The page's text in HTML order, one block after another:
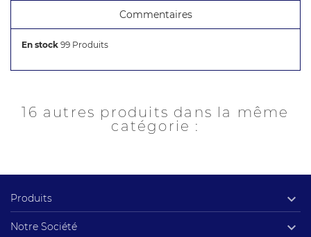
Commentaires
En stock 99 Produits
16 autres produits dans la même
catégorie :
Produits 
Notre Société 